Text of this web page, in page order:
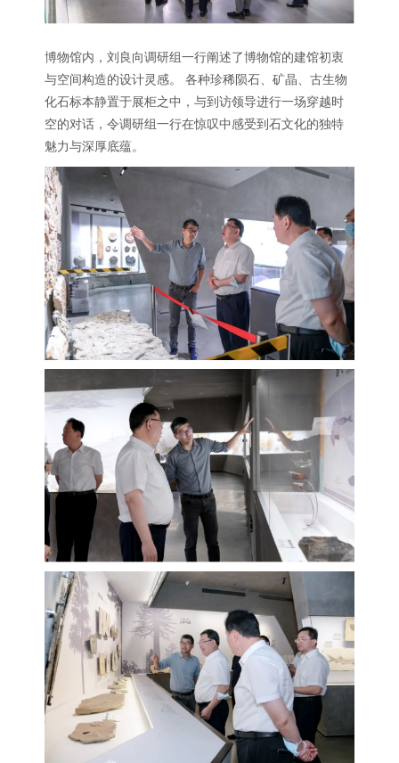
博物馆内，刘良向调研组一行阐述了博物馆的建馆初衷
与空间构造的设计灵感。 各种珍稀陨石、矿晶、古生物
化石标本静置于展柜之中，与到访领导进行一场穿越时
空的对话，令调研组一行在惊叹中感受到石文化的独特
魅力与深厚底蕴。